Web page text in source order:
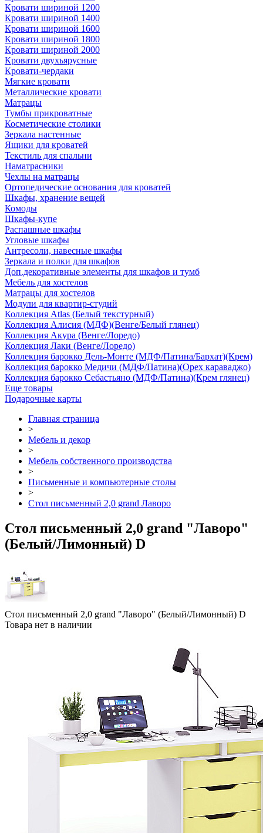
Кровати шириной 1200
Кровати шириной 1400
Кровати шириной 1600
Кровати шириной 1800
Кровати шириной 2000
Кровати двухъярусные
Кровати-чердаки
Мягкие кровати
Металлические кровати
Матрацы
Тумбы прикроватные
Косметические столики
Зеркала настенные
Ящики для кроватей
Текстиль для спальни
Наматрасники
Чехлы на матрацы
Ортопедические основания для кроватей
Шкафы, хранение вещей
Комоды
Шкафы-купе
Распашные шкафы
Угловые шкафы
Антресоли, навесные шкафы
Зеркала и полки для шкафов
Доп.декоративные элементы для шкафов и тумб
Мебель для хостелов
Матрацы для хостелов
Модули для квартир-студий
Коллекция Atlas (Белый текстурный)
Коллекция Алисия (МДФ)(Венге/Белый глянец)
Коллекция Акура (Венге/Лоредо)
Коллекция Лаки (Венге/Лоредо)
Коллекция барокко Дель-Монте (МДФ/Патина/Бархат)(Крем)
Коллекция барокко Медичи (МДФ/Патина)(Орех караваджо)
Коллекция барокко Себастьяно (МДФ/Патина)(Крем глянец)
Еще товары
Подарочные карты
Главная страница
>
Мебель и декор
>
Мебель собственного производства
>
Письменные и компьютерные столы
>
Стол письменный 2,0 grand Лаворо
Стол письменный 2,0 grand "Лаворо"
(Белый/Лимонный) D
Стол письменный 2,0 grand "Лаворо" (Белый/Лимонный) D
Товара нет в наличии